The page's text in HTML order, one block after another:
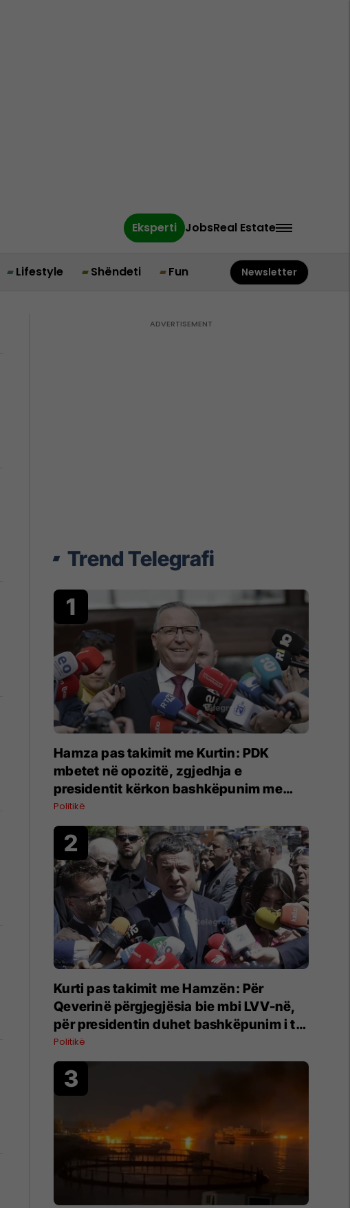
Eksperti JobsReal Estate
Lifestyle Shëndeti Fun Newsletter
Trend Telegrafi
Hamza pas takimit me Kurtin: PDK
mbetet në opozitë, zgjedhja e
presidentit kërkon bashkëpunim me
LVV-në
Politikë
Kurti pas takimit me Hamzën: Për
Qeverinë përgjegjësia bie mbi LVV-në,
për presidentin duhet bashkëpunim i të
gjitha partive
Politikë